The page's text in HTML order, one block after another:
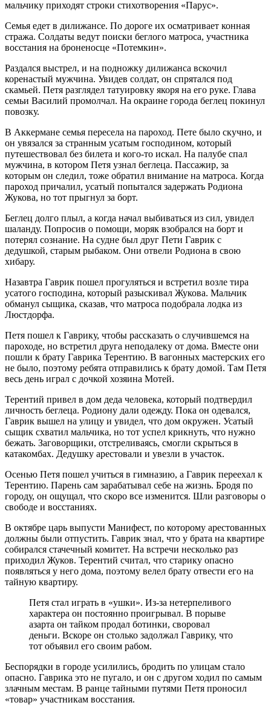
мальчику приходят строки стихотворения «Парус».
Семья едет в дилижансе. По дороге их осматривает конная
стража. Солдаты ведут поиски беглого матроса, участника
восстания на броненосце «Потемкин».
Раздался выстрел, и на подножку дилижанса вскочил
коренастый мужчина. Увидев солдат, он спрятался под
скамьей. Петя разглядел татуировку якоря на его руке. Глава
семьи Василий промолчал. На окраине города беглец покинул
повозку.
В Аккермане семья пересела на пароход. Пете было скучно, и
он увязался за странным усатым господином, который
путешествовал без билета и кого-то искал. На палубе спал
мужчина, в котором Петя узнал беглеца. Пассажир, за
которым он следил, тоже обратил внимание на матроса. Когда
пароход причалил, усатый попытался задержать Родиона
Жукова, но тот прыгнул за борт.
Беглец долго плыл, а когда начал выбиваться из сил, увидел
шаланду. Попросив о помощи, моряк взобрался на борт и
потерял сознание. На судне был друг Пети Гаврик с
дедушкой, старым рыбаком. Они отвели Родиона в свою
хибару.
Назавтра Гаврик пошел прогуляться и встретил возле тира
усатого господина, который разыскивал Жукова. Мальчик
обманул сыщика, сказав, что матроса подобрала лодка из
Люстдорфа.
Петя пошел к Гаврику, чтобы рассказать о случившемся на
пароходе, но встретил друга неподалеку от дома. Вместе они
пошли к брату Гаврика Терентию. В вагонных мастерских его
не было, поэтому ребята отправились к брату домой. Там Петя
весь день играл с дочкой хозяина Мотей.
Терентий привел в дом деда человека, который подтвердил
личность беглеца. Родиону дали одежду. Пока он одевался,
Гаврик вышел на улицу и увидел, что дом окружен. Усатый
сыщик схватил мальчика, но тот успел крикнуть, что нужно
бежать. Заговорщики, отстреливаясь, смогли скрыться в
катакомбах. Дедушку арестовали и увезли в участок.
Осенью Петя пошел учиться в гимназию, а Гаврик переехал к
Терентию. Парень сам зарабатывал себе на жизнь. Бродя по
городу, он ощущал, что скоро все изменится. Шли разговоры о
свободе и восстаниях.
В октябре царь выпусти Манифест, по которому арестованных
должны были отпустить. Гаврик знал, что у брата на квартире
собирался стачечный комитет. На встречи несколько раз
приходил Жуков. Терентий считал, что старику опасно
появляться у него дома, поэтому велел брату отвести его на
тайную квартиру.
Петя стал играть в «ушки». Из-за нетерпеливого
характера он постоянно проигрывал. В порыве
азарта он тайком продал ботинки, своровал
деньги. Вскоре он столько задолжал Гаврику, что
тот объявил его своим рабом.
Беспорядки в городе усилились, бродить по улицам стало
опасно. Гаврика это не пугало, и он с другом ходил по самым
злачным местам. В ранце тайными путями Петя проносил
«товар» участникам восстания.